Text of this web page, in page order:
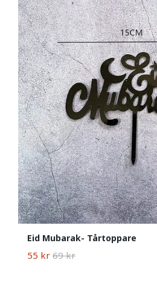
Eid Mubarak- Tårtoppare
55 kr 69 kr